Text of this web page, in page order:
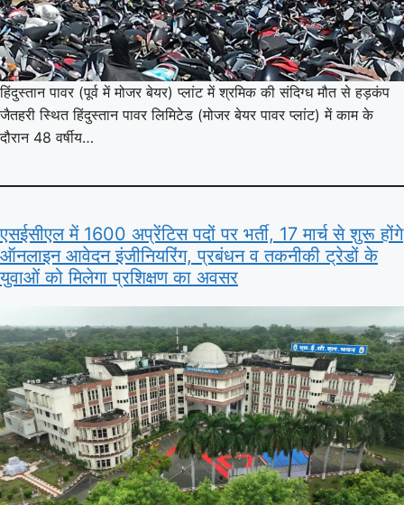
हिंदुस्तान पावर (पूर्व में मोजर बेयर) प्लांट में श्रमिक की संदिग्ध मौत से हड़कंप
जैतहरी स्थित हिंदुस्तान पावर लिमिटेड (मोजर बेयर पावर प्लांट) में काम के
दौरान 48 वर्षीय…
एसईसीएल में 1600 अप्रेंटिस पदों पर भर्ती, 17 मार्च से शुरू होंगे
ऑनलाइन आवेदन इंजीनियरिंग, प्रबंधन व तकनीकी ट्रेडों के
युवाओं को मिलेगा प्रशिक्षण का अवसर